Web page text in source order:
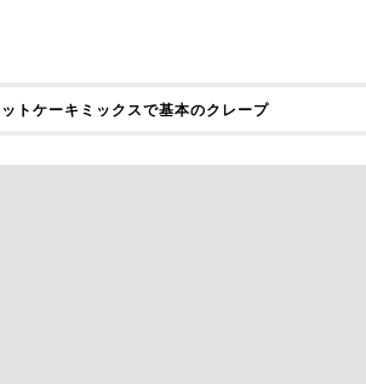
トケーキミックスで基本のクレープ